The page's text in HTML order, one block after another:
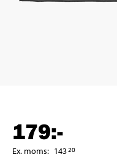
179:-
Ex. moms: 14320